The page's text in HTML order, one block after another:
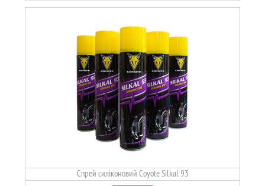
Спрей силіконовий Coyote Silkal 93